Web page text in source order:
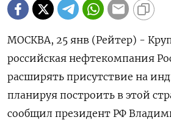
МОСКВА, 25 янв (Рейтер) -
российская нефтекомпания
расширять присутствие на
планируя построить в этой
сообщил президент РФ